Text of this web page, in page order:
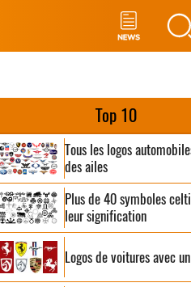
Top 10
Tous les logos
des ailes
Plus de 40 symboles
leur signification
Logos de voitures avec